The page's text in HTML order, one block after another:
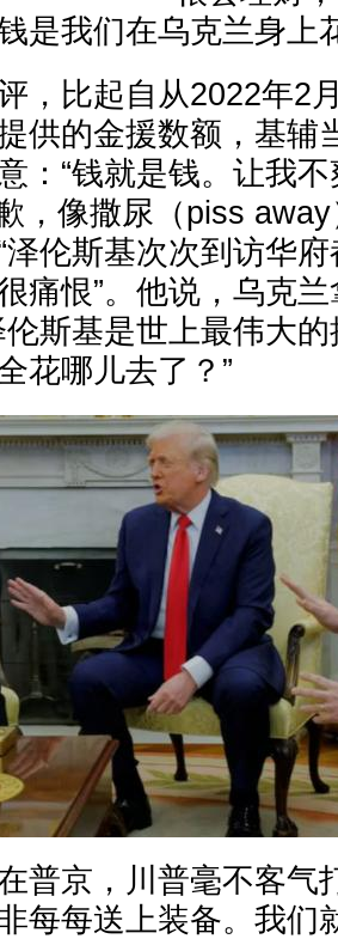
是我们在乌克兰身上
，比起自从2022年2
供的金援数额，基辅
：“钱就是钱。让我
，像撒尿（piss away
泽伦斯基次次到访华
痛恨”。他说，乌克
伦斯基是世上最伟大
花哪儿去了？”
普京，川普毫不客气
每每送上装备。我们